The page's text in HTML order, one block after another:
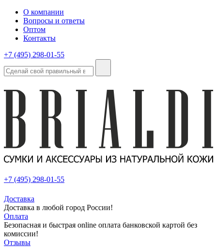
О компании
Вопросы и ответы
Оптом
Контакты
+7 (495) 298-01-55
+7 (495) 298-01-55
Доставка
Доставка в любой город России!
Оплата
Безопасная и быстрая online оплата банковской картой без
комиссии!
Отзывы